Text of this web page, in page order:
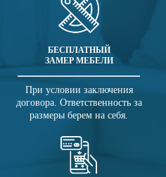
БЕСПЛАТНЫЙ
ЗАМЕР МЕБЕЛИ
При условии заключения
договора. Ответственность за
размеры берем на себя.